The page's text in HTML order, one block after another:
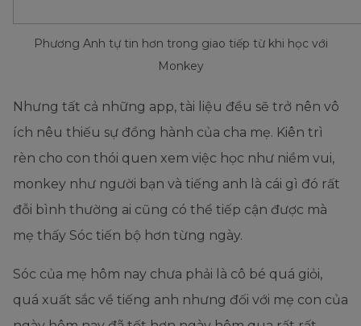
Phương Anh tự tin hơn trong giao tiếp từ khi học với
Monkey
Nhưng tất cả những app, tài liệu đều sẽ trở nên vô
ích nêu thiếu sự đồng hành của cha mẹ. Kiên trì
rèn cho con thói quen xem việc học như niềm vui,
monkey như người bạn và tiếng anh là cái gì đó rất
đỗi bình thường ai cũng có thể tiếp cận được mà
mẹ thấy Sóc tiến bộ hơn từng ngày.
Sóc của mẹ hôm nay chưa phải là cô bé quá giỏi,
quá xuất sắc về tiếng anh nhưng đối với mẹ con của